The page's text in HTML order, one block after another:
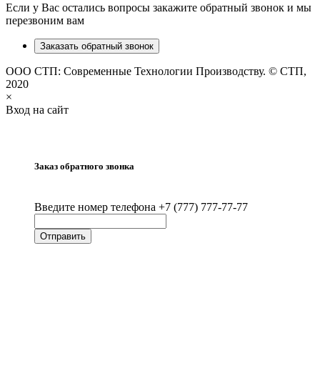
Если у Вас остались вопросы закажите обратный звонок и мы
перезвоним вам
Заказать обратный звонок
ООО СТП: Современные Технологии Производству. © СТП,
2020
×
Вход на сайт
Заказ обратного звонка
Введите номер телефона +7 (777) 777-77-77
Отправить